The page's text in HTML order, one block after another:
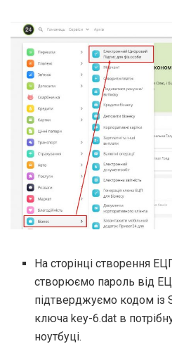
На сторінці створення
створюємо пароль від
підтверджуємо кодом із
ключа key-6.dat в
ноутбуці.